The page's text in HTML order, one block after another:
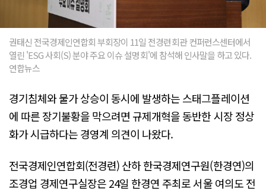
권태신 전국경제인연합회 부회장이 11일 전경련회관 컨퍼런스센터에서
열린 'ESG 사회(S) 분야 주요 이슈 설명회'에 참석해 인사말을 하고 있다.
연합뉴스
경기침체와 물가 상승이 동시에 발생하는 스태그플레이션
에 따른 장기불황을 막으려면 규제개혁을 동반한 시장 정상
화가 시급하다는 경영계 의견이 나왔다.
전국경제인연합회(전경련) 산하 한국경제연구원(한경연)의
조경업 경제연구실장은 24일 한경연 주최로 서울 여의도 전